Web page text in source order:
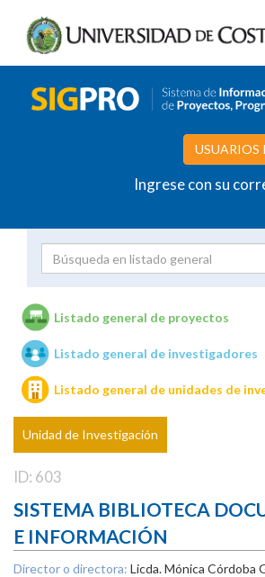
USUARIOS
Ingrese con su
Unidades de investigación
Listado general de proyectos
Listado general de investigadores
Listado general de unidades de
Unidad de Investigación
ID: 603
SISTEMA BIBLIOTECA
E INFORMACIÓN
Director o directora: Licda. Mónica Córdoba